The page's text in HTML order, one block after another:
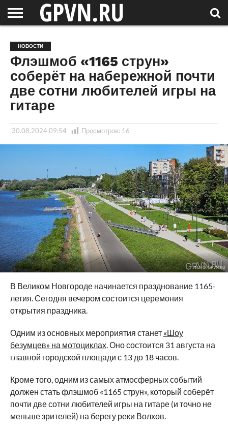
ОБЛАСТЬ
НОВОСТИ
СОСЕДЕЙ
РОССИЯ
/ МИР
СПЕЦПРОЕКТЫ
БЛОГ
СТАТЬИ
ФОТОРЕПОРТАЖИ
ИНТЕРВЬЮ
ОБЪЕКТЫ
ПОДБОРКИ
НОВОСТИ
Флэшмоб «1165 струн»
соберёт на набережной почти
две сотни любителей игры на
гитаре
30.08.2024 09:54 Просмотров: 16
ФОТО: GPVN.RU
В Великом Новгороде начинается празднование 1165-
летия. Сегодня вечером состоится церемония
открытия праздника.
Одним из основных мероприятия станет «Шоу
безумцев» на мотоциклах. Оно состоится 31 августа на
главной городской площади с 13 до 18 часов.
Кроме того, одним из самых атмосферных событий
должен стать флэшмоб «1165 струн», который соберёт
почти две сотни любителей игры на гитаре (и точно не
меньше зрителей) на берегу реки Волхов.